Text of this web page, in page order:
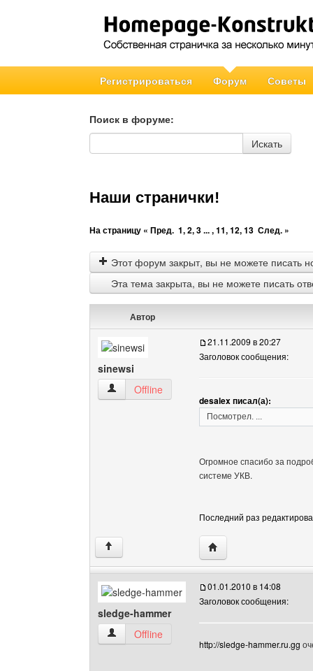
Регистрироваться Форум Советы
Поиск в форуме:
Поиск в форуме
Искать
Наши странички!
На страницу « Пред. 1,2,3... ,11,12,13 След. »
Этот форум закрыт, вы не можете писать
Эта тема закрыта, вы не можете писать
Автор
sinewsi
sinewsi Посмотреть профиль
Offline
21.11.2009 в 20:27
Заголовок сообщения:
desalex писал(а):
Посмотрел. ...
Огромное спасибо за
системе УКВ.
Последний раз
↑ Посетить сайт
sledge-hammer
sledge-hammer Посмотреть профиль
Offline
01.01.2010 в 14:08
Заголовок сообщения:
http://sledge-hammer.ru.gg